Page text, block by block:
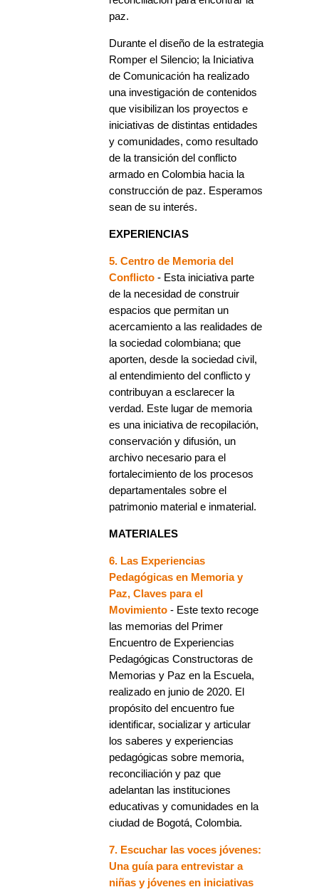
paz.
Durante el diseño de la estrategia
Romper el Silencio; la Iniciativa
de Comunicación ha realizado
una investigación de contenidos
que visibilizan los proyectos e
iniciativas de distintas entidades
y comunidades, como resultado
de la transición del conflicto
armado en Colombia hacia la
construcción de paz. Esperamos
sean de su interés.
EXPERIENCIAS
5. Centro de Memoria del
Conflicto - Esta iniciativa parte
de la necesidad de construir
espacios que permitan un
acercamiento a las realidades de
la sociedad colombiana; que
aporten, desde la sociedad civil,
al entendimiento del conflicto y
contribuyan a esclarecer la
verdad. Este lugar de memoria
es una iniciativa de recopilación,
conservación y difusión, un
archivo necesario para el
fortalecimiento de los procesos
departamentales sobre el
patrimonio material e inmaterial.
MATERIALES
6. Las Experiencias
Pedagógicas en Memoria y
Paz, Claves para el
Movimiento - Este texto recoge
las memorias del Primer
Encuentro de Experiencias
Pedagógicas Constructoras de
Memorias y Paz en la Escuela,
realizado en junio de 2020. El
propósito del encuentro fue
identificar, socializar y articular
los saberes y experiencias
pedagógicas sobre memoria,
reconciliación y paz que
adelantan las instituciones
educativas y comunidades en la
ciudad de Bogotá, Colombia.
7. Escuchar las voces jóvenes:
Una guía para entrevistar a
niñas y jóvenes en iniciativas